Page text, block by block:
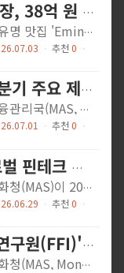
개구리죽 식당 사장, 38억 원 탈세·자금세탁 혐의로 기소
핵심 요약싱가포르의 유명 맛집 'Eminent Frog Porridge(에미넌트 프로그 포리지)'의 사장 Buntono(49세)가 소득세 및 GST(상품서비스세) 탈세, 자금세탁 혐의로 법원에 기소됐습니다. 싱가포르 국세청(IRAS)과 싱가포르 경찰청 상업범죄수사국(CAD)의 합동 수사 결과, 총 30개 혐의가 적용됐으며 탈루 세액만 약 380만 싱가포르 달러(한화 약 38억 원)에 달합니다. 탈세로 얻은 수익을 람보르기니 아벤타도르, 현금 240만 달러 이상, 단독주택 등 자산으로 보유한 혐의도 포함됩니다. 상세 내용탈세 혐의 내용피고인은 2016년부터 2024년 과세연도(YA) 동안 사업 소득을 의도적으로 축소 신고하여 약 200만 싱가포르 달러의 소득세를 포탈했습니다. 또한 GST 등록 의무를 의도적으로 숨기고 사업 소득을 허위 신고하여 약 180만 싱가포르 달러의 GST를 납부하지 않았습니다. 이와 함께 동일 기간 동안 충분한 사업 기록을 유지하지 않은 혐의도 받고 있습니다. 자금세탁 혐의피고인은 탈세로 취득한 이익을 240만 달러 이상의 현금, 람보르기니 아벤타도르(Lamborghini Aventador), 단독주택(landed property) 형태로 보유한 혐의를 받고 있습니다. 싱가포르 「부패·마약거래 및 기타 중대범죄(수익몰수)법」에 따라 유죄 판결 시 최대 50만 달러의 벌금 또는 최대 10년의 징역, 혹은 병과가 가능합니다. GST 등록 의무 재확인IRAS는 이번 사건을 계기로 GST 등록 기준을 재강조했습니다. 과거 12개월 과세 매출이 연간 100만 싱가포르 달러를 초과하면 해당 역년(calendar year) 말 기준으로 1월 30일까지 GST 등록을 신청해야 합니다. 향후 12개월 내 매출이 100만 달러를 초과할 것으로 합리적으로 예상되는 경우에는 예측일로부터 30일 이내에 등록해야 합니다. 개인 사업자(sole proprietor)는 모든 사업체의 합산 매출을 기준으로 적용됩니다....
ㆍ 추천 0 ㆍ
MAS, 2026년 2분기 주요 제재 조치 공개…AML·내부자거래 엄중 대응
핵심 요약싱가포르 금융관리국(MAS, Monetary Authority of Singapore)은 2026년 7월 1일, 2분기(4~6월) 동안 취한 주요 공개 제재 조치 내역을 발표했습니다. 이번 분기에는 자산운용사 임원 견책, 증권선물법 위반 개인 형사처벌, 결제기관 라이선스 취소, 신탁회사 AML/CFT 위반 과징금, 내부자거래 민사제재 등 총 5건의 제재가 이루어졌습니다. MAS는 금융센터로서 싱가포르의 무결성 보호와 유사 위법행위 억제를 위해 다양한 제재 수단을 행사하고 있음을 재확인했습니다.상세 내용① Havenport Investments 임원 견책 및 과징금 (5월 18일)MAS는 Havenport Investments Pte Ltd(HIPL)의 고위 경영진이 MAS 규정 준수 감독 등 의무를 충분히 이행하지 못했다고 판단하여 공식 견책 조치를 내렸습니다. 아울러 회사에 대해서는 4만 싱가포르달러(SGD)의 컴포지션 벌금을 부과했습니다.② 증권선물법 위반 개인 2명 형사처벌 (5월 20일)Tan Chun Yong 씨와 Xie Jianfeng 씨는 각각 증권선물법(Securities and Futures Act) 상 거래 관련 위반 혐의로 5월 19일 유죄 판결을 받았습니다. Tan 씨는 징역 10주, Xie 씨는 벌금 20만 싱가포르달러를 선고받았습니다.③ Bsquared Technology 결제기관 라이선스 취소 (5월 20일)MAS는 Bsquared Technology Pte Ltd(BSQ)의 주요 결제기관(Major Payment Institution) 라이선스를 5월 14일부로 취소했습니다. MAS 현장 검사 결과, BSQ의 리스크 관리 체계 및 이해충돌 정책에 심각한 취약점이 발견되었으며, 관계 법인과의 아웃소싱 계약에서 MAS 아웃소싱 가이드라인도 위반한 것으로 확인됐습니다. 특히 BSQ는 라이선스 신청 시점부터 MAS 검사 기간에 이르기까지 수차례에 걸쳐 허위 또는 중대한 오해를 유발하는 정보를 MAS에 제공한 사실도 드러났습니다.④ Padang Trust AML/CFT 위반...
ㆍ 추천 0 ㆍ
MAS, 2026 글로벌 핀테크 해크셀러레이터·핀테크 우수상 신청 모집
핵심 요약싱가포르 통화청(MAS)이 2026년 글로벌 핀테크 해크셀러레이터(Global FinTech Hackcelerator)와 핀테크 우수상(FinTech Excellence Awards) 참가 신청을 공개 모집한다고 발표했습니다. 이번 발표는 ABS(싱가포르 은행협회) 연례 만찬에서 간 김용(Gan Kim Yong) 부총리 겸 통상산업부 장관이자 MAS 의장이 직접 언급하며 주목을 받았습니다. 싱가포르는 변화하는 글로벌 환경 속에서 '신뢰받는 연결자(trusted connector)'로서의 역할을 강화하고 있으며, 혁신과 신뢰, 금융과 실물경제를 잇는 핀테크 생태계 육성에 전략적으로 투자하고 있습니다.상세 내용간 김용 부총리는 ABS 연례 만찬 연설에서 싱가포르가 급변하는 세계 질서 속에서 세 가지 핵심 연결 기능을 수행한다고 강조했습니다. 첫째, 자본과 성장·회복력의 연결, 둘째, 혁신과 신뢰·도입의 연결, 셋째, 금융과 사람 및 실물경제의 연결입니다. 이러한 비전 아래 MAS는 글로벌 핀테크 축제(Singapore FinTech Festival)의 핵심 프로그램인 해크셀러레이터와 우수상 모집을 통해 전 세계 혁신 기업을 싱가포르로 유치하고 있습니다.글로벌 핀테크 해크셀러레이터는 MAS가 주관하는 대표적인 핀테크 액셀러레이터 프로그램으로, 금융 산업의 실제 문제를 해결하는 스타트업 및 혁신 기업을 발굴·지원합니다. 선발된 팀은 멘토링, 글로벌 파트너사와의 협업 기회, 싱가포르 핀테크 페스티벌 무대에서의 발표 기회 등을 제공받습니다. 핀테크 우수상은 핀테크 분야에서 탁월한 성과를 거둔 기업과 개인을 표창하는 권위 있는 시상제도입니다.이번 모집은 싱가포르가 아시아 핀테크 허브로서의 위상을 더욱 공고히 하려는 전략적 행보의 일환입니다. MAS는 규제 샌드박스, 디지털 통화 실험, 오픈 파이낸스 등 다양한 혁신 정책과 병행하여 글로벌 핀테크 인재와 기업을 적극 유치하고 있습니다.시사점한국 핀테크 기업의 글로벌 진출 기회: 글로벌 핀테크...
ㆍ 추천 0 ㆍ
MAS, '미래금융연구원(FFI)' 설립…AI·토크나이제이션 혁신 가속화
핵심 요약싱가포르 통화청(MAS, Monetary Authority of Singapore)은 2026년 6월 25일 금융 혁신 기술의 광범위한 도입을 가속화하기 위해 미래금융연구원(FFI, Future of Finance Institute)을 설립한다고 발표했습니다. FFI는 초기에 인공지능(AI)과 토크나이제이션(Tokenisation)을 핵심 분야로 삼아, 금융권과 기술 생태계를 연결하고 공유 자원 및 전문성을 제공하는 역할을 수행합니다. 이번 발표는 간 김 용(Gan Kim Yong) 부총리 겸 통상산업부 장관이 ABS 연례 만찬에서 직접 공표하며 싱가포르 금융 혁신의 새로운 이정표를 알렸습니다.상세 내용민관 협력의 결집체, FFI 탄생 배경FFI는 MAS가 그간 추진해온 AI 및 토크나이제이션 관련 민관 협력 이니셔티브의 성과를 하나의 조율 기관으로 통합한 것입니다. AI 분야에서는 주요 은행, 보험사, 자산운용사, 기술 기업들이 공동 개발한 마인드포지(MindForge) AI 리스크 관리 툴킷이 업계 표준으로 자리 잡았고, 패스핀닷에이아이(PathFin.ai)에는 200개 이상의 금융기관이 참여해 AI 활용 사례를 개발·검증하는 공동 플랫폼으로 성장했습니다. 토크나이제이션 분야에서는 프로젝트 가디언(Project Guardian)을 통해 외환, 펀드, 채권 등 6개 통화에 걸친 실제 토크나이제이션 사례가 테스트되었으며, 프로젝트 오키드(Project Orchid)는 목적 결합 화폐(Purpose-Bound Money)와 디지털 싱가포르 달러 인프라 구축의 기반을 마련했습니다.FFI의 4대 핵심 역량지식 허브(Knowledge Hub): 검증된 활용 사례, 배포 플레이북, 솔루션 공급사 정보를 통합한 레포지토리를 구축하고, 역량 개발 로드맵을 제공해 규모에 관계없이 모든 금융기관의 첨단 기술 도입을 지원합니다.이노베이션 가라지(Innovation Garage): 연구기관, 핀테크, 금융기관 간 자원을 결집해 AI 및 토크나이제이션 관련 업계 공동 이니셔티브를 조율하고, 실험에서 실제 배포로의 전환을 가속화합니다.산업 샌드박스(Industry Sandboxes): 프로그래머블...